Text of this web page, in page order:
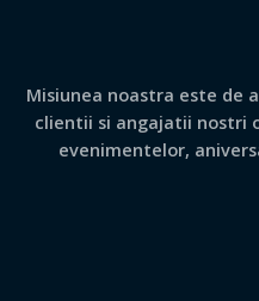
Misiunea noastra este de
clientii si angajatii nostri
evenimentelor,